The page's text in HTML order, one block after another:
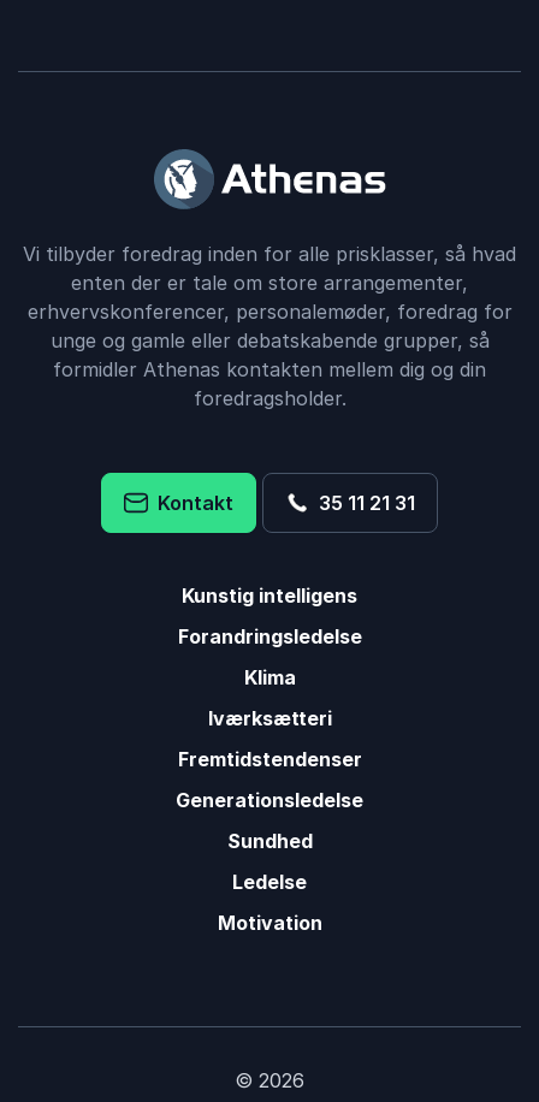
Vi tilbyder foredrag inden for alle prisklasser, så hvad
enten der er tale om store arrangementer,
erhvervskonferencer, personalemøder, foredrag for
unge og gamle eller debatskabende grupper, så
formidler Athenas kontakten mellem dig og din
foredragsholder.
Kontakt 35 11 21 31
Kunstig intelligens
Forandringsledelse
Klima
Iværksætteri
Fremtidstendenser
Generationsledelse
Sundhed
Ledelse
Motivation
© 2026